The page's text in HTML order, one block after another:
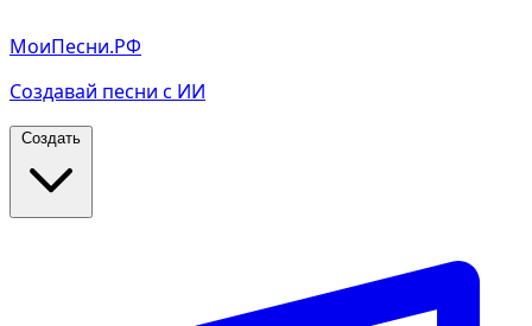
МоиПесни.РФ
Создавай песни с ИИ
Создать